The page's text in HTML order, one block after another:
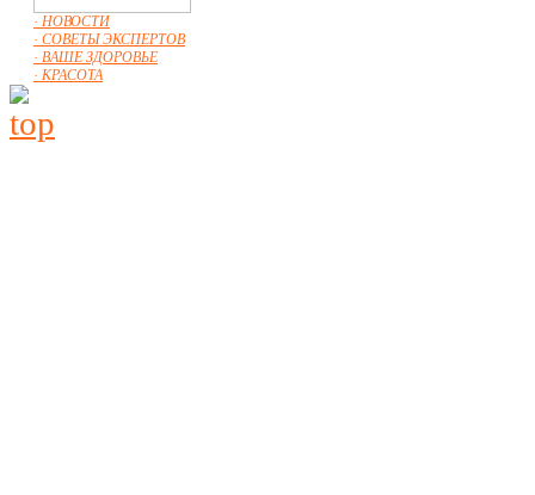
· НОВОСТИ
· СОВЕТЫ ЭКСПЕРТОВ
· ВАШЕ ЗДОРОВЬЕ
· КРАСОТА